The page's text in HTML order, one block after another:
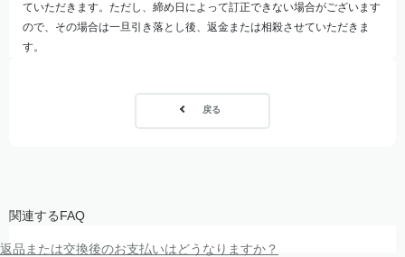
ていただきます。ただし、締め日によって訂正できない場合がございます
ので、その場合は一旦引き落とし後、返金または相殺させていただきま
す。
戻る
関連するFAQ
返品または交換後のお支払いはどうなりますか？